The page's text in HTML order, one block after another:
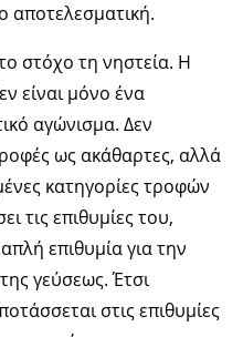
αποτελεσματική.
στόχο τη νηστεία. Η
είναι μόνο ένα
αγώνισμα. Δεν
ως ακάθαρτες, αλλά
κατηγορίες τροφών
τις επιθυμίες του,
επιθυμία για την
γεύσεως. Έτσι
στις επιθυμίες